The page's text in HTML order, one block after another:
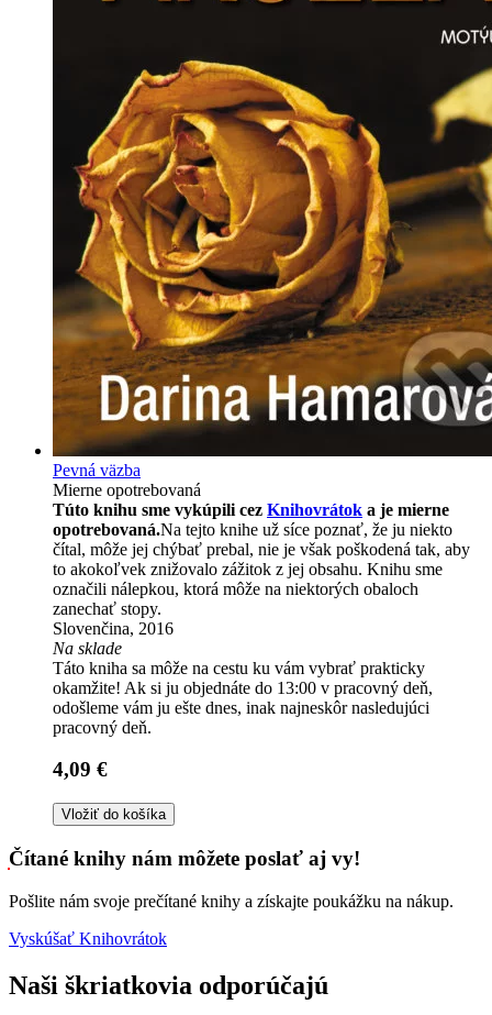
Pevná väzba
Mierne opotrebovaná
Túto knihu sme vykúpili cez Knihovrátok a je mierne
opotrebovaná.Na tejto knihe už síce poznať, že ju niekto
čítal, môže jej chýbať prebal, nie je však poškodená tak, aby
to akokoľvek znižovalo zážitok z jej obsahu. Knihu sme
označili nálepkou, ktorá môže na niektorých obaloch
zanechať stopy.
Slovenčina, 2016
Na sklade
Táto kniha sa môže na cestu ku vám vybrať prakticky
okamžite! Ak si ju objednáte do 13:00 v pracovný deň,
odošleme vám ju ešte dnes, inak najneskôr nasledujúci
pracovný deň.
4,09 €
Vložiť do košíka
Čítané knihy nám môžete poslať aj vy!
Pošlite nám svoje prečítané knihy a získajte poukážku na nákup.
Vyskúšať Knihovrátok
Naši škriatkovia odporúčajú